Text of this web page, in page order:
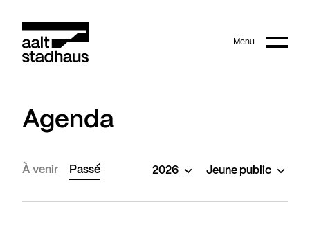
Main content Menu
Agenda
À venir Passé 2026 Jeune public